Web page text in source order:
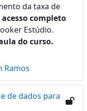
da taxa de
acesso completo
Estúdio.
do curso.
Ramos
de dados para